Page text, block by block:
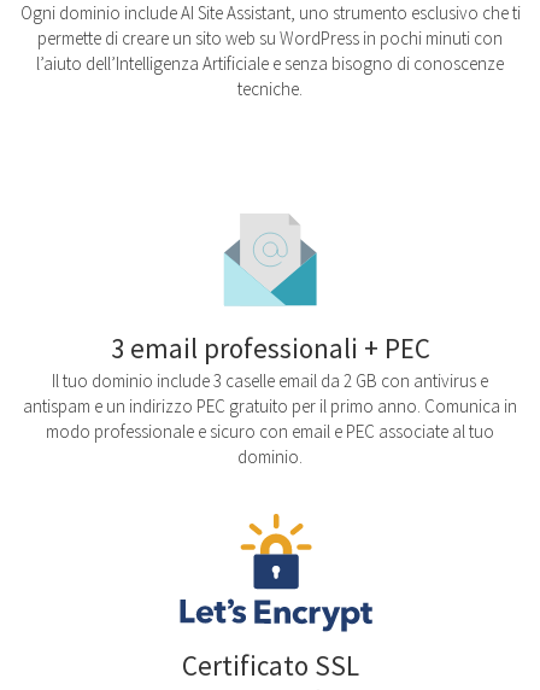
Ogni dominio include AI Site Assistant, uno strumento esclusivo che ti
permette di creare un sito web su WordPress in pochi minuti con
l’aiuto dell’Intelligenza Artificiale e senza bisogno di conoscenze
tecniche.
3 email professionali + PEC
Il tuo dominio include 3 caselle email da 2 GB con antivirus e
antispam e un indirizzo PEC gratuito per il primo anno. Comunica in
modo professionale e sicuro con email e PEC associate al tuo
dominio.
Certificato SSL